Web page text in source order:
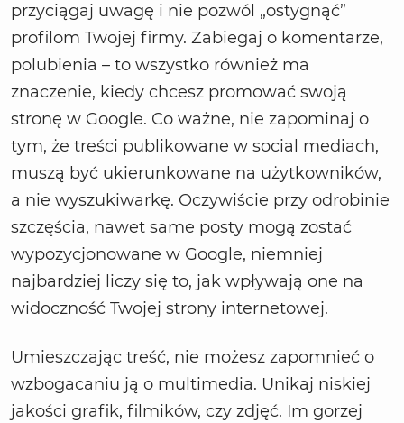
przyciągaj uwagę i nie pozwól „ostygnąć”
profilom Twojej firmy. Zabiegaj o komentarze,
polubienia – to wszystko również ma
znaczenie, kiedy chcesz promować swoją
stronę w Google. Co ważne, nie zapominaj o
tym, że treści publikowane w social mediach,
muszą być ukierunkowane na użytkowników,
a nie wyszukiwarkę. Oczywiście przy odrobinie
szczęścia, nawet same posty mogą zostać
wypozycjonowane w Google, niemniej
najbardziej liczy się to, jak wpływają one na
widoczność Twojej strony internetowej.
Umieszczając treść, nie możesz zapomnieć o
wzbogacaniu ją o multimedia. Unikaj niskiej
jakości grafik, filmików, czy zdjęć. Im gorzej